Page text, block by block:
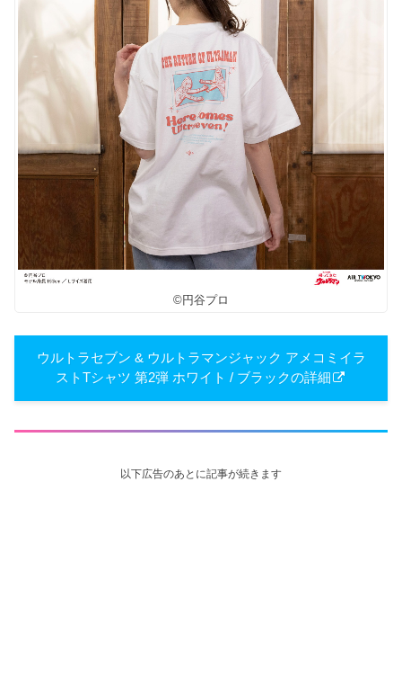
©円谷プロ
ウルトラセブン & ウルトラマンジャック アメコミイラ
ストTシャツ 第2弾 ホワイト / ブラックの詳細
以下広告のあとに記事が続きます